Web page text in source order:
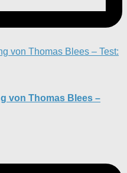
von Thomas Blees –